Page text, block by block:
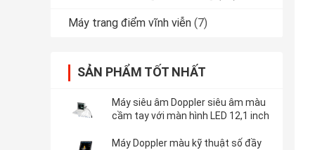
Máy trang điểm vĩnh viễn (7)
SẢN PHẨM TỐT NHẤT
Máy siêu âm Doppler siêu âm màu
cầm tay với màn hình LED 12,1 inch
Máy Doppler màu kỹ thuật số đầy